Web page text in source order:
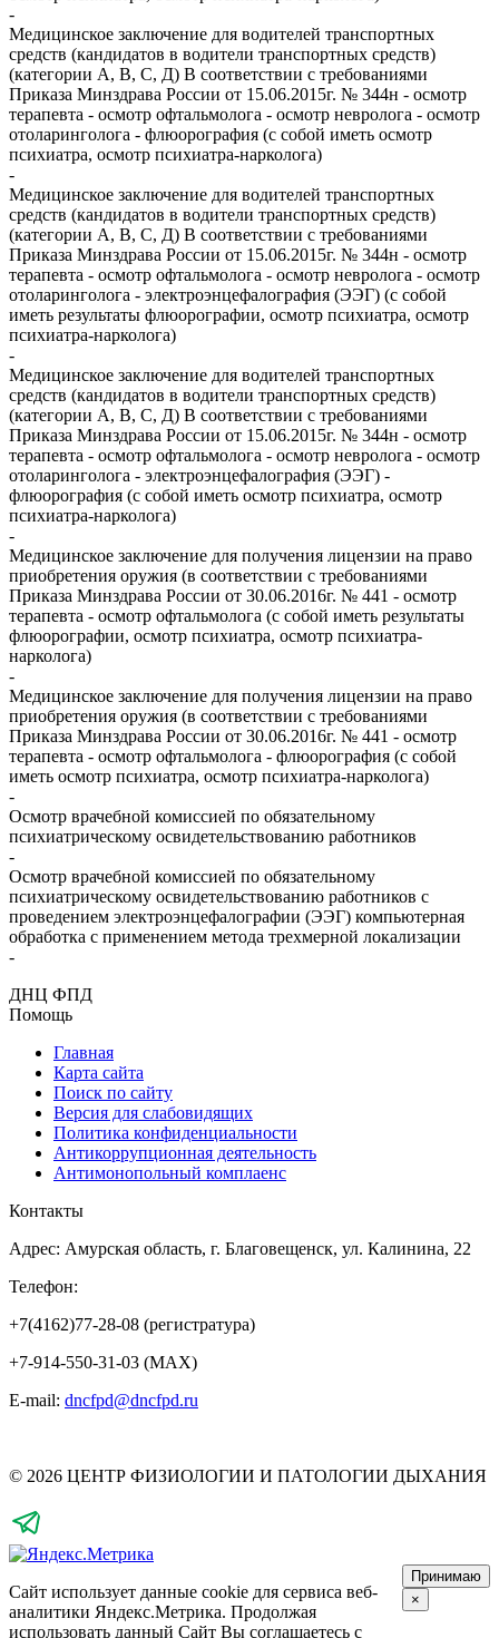
-
Медицинское заключение для водителей транспортных
средств (кандидатов в водители транспортных средств)
(категории А, В, С, Д) В соответствии с требованиями
Приказа Минздрава России от 15.06.2015г. № 344н - осмотр
терапевта - осмотр офтальмолога - осмотр невролога - осмотр
отоларинголога - флюорография (с собой иметь осмотр
психиатра, осмотр психиатра-нарколога)
-
Медицинское заключение для водителей транспортных
средств (кандидатов в водители транспортных средств)
(категории А, В, С, Д) В соответствии с требованиями
Приказа Минздрава России от 15.06.2015г. № 344н - осмотр
терапевта - осмотр офтальмолога - осмотр невролога - осмотр
отоларинголога - электроэнцефалография (ЭЭГ) (с собой
иметь результаты флюорографии, осмотр психиатра, осмотр
психиатра-нарколога)
-
Медицинское заключение для водителей транспортных
средств (кандидатов в водители транспортных средств)
(категории А, В, С, Д) В соответствии с требованиями
Приказа Минздрава России от 15.06.2015г. № 344н - осмотр
терапевта - осмотр офтальмолога - осмотр невролога - осмотр
отоларинголога - электроэнцефалография (ЭЭГ) -
флюорография (с собой иметь осмотр психиатра, осмотр
психиатра-нарколога)
-
Медицинское заключение для получения лицензии на право
приобретения оружия (в соответствии с требованиями
Приказа Минздрава России от 30.06.2016г. № 441 - осмотр
терапевта - осмотр офтальмолога (с собой иметь результаты
флюорографии, осмотр психиатра, осмотр психиатра-
нарколога)
-
Медицинское заключение для получения лицензии на право
приобретения оружия (в соответствии с требованиями
Приказа Минздрава России от 30.06.2016г. № 441 - осмотр
терапевта - осмотр офтальмолога - флюорография (с собой
иметь осмотр психиатра, осмотр психиатра-нарколога)
-
Осмотр врачебной комиссией по обязательному
психиатрическому освидетельствованию работников
-
Осмотр врачебной комиссией по обязательному
психиатрическому освидетельствованию работников с
проведением электроэнцефалографии (ЭЭГ) компьютерная
обработка с применением метода трехмерной локализации
-
ДНЦ ФПД
Помощь
Главная
Карта сайта
Поиск по сайту
Версия для слабовидящих
Политика конфиденциальности
Антикоррупционная деятельность
Антимонопольный комплаенс
Контакты
Адрес: Амурская область, г. Благовещенск, ул. Калинина, 22
Телефон:
+7(4162)77-28-08 (регистратура)
+7-914-550-31-03 (MAX)
E-mail: dncfpd@dncfpd.ru
© 2026 ЦЕНТР ФИЗИОЛОГИИ И ПАТОЛОГИИ ДЫХАНИЯ
Сайт использует данные cookie для сервиса веб-
аналитики Яндекс.Метрика. Продолжая
использовать данный Сайт Вы соглашаетесь с
Принимаю
×